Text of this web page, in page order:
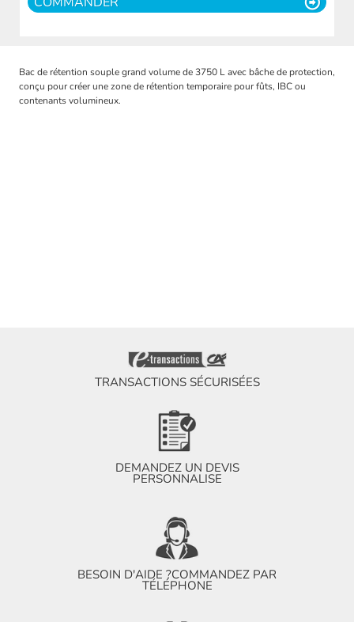
Bac de rétention souple grand volume de 3750 L avec bâche de protection,
conçu pour créer une zone de rétention temporaire pour fûts, IBC ou
contenants volumineux.
TRANSACTIONS SÉCURISÉES
DEMANDEZ UN DEVIS
PERSONNALISE
BESOIN D'AIDE ?COMMANDEZ PAR
TÉLÉPHONE